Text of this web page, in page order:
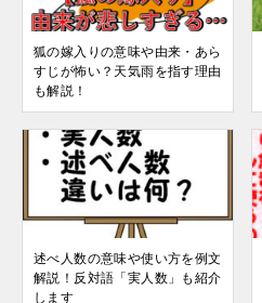
狐の嫁入りの意味や由来・あら
すじが怖い？天気雨を指す理由
も解説！
述べ人数の意味や使い方を例文
解説！反対語「実人数」も紹介
します